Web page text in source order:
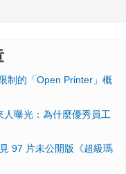
制的「Open Printer」概
人曝光：為什麼優秀員工
97 片未公開版《超級瑪